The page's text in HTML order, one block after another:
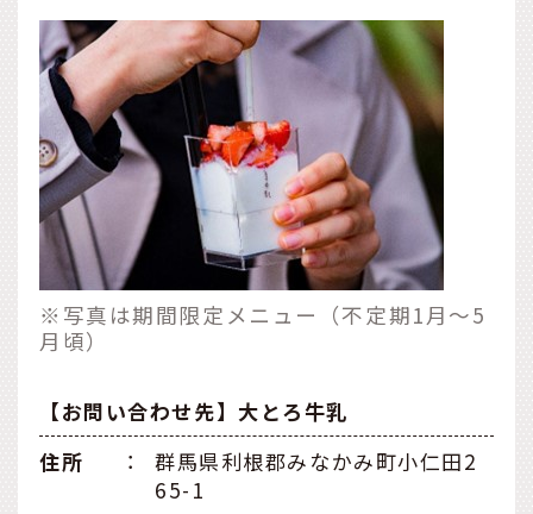
※写真は期間限定メニュー（不定期1月～5
月頃）
【お問い合わせ先】大とろ牛乳
住所
：
群馬県利根郡みなかみ町小仁田2
65-1